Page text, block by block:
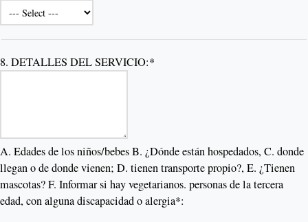
8. DETALLES DEL SERVICIO:*
A. Edades de los niños/bebes B. ¿Dónde están hospedados, C. donde
llegan o de donde vienen; D. tienen transporte propio?, E. ¿Tienen
mascotas? F. Informar si hay vegetarianos. personas de la tercera
edad, con alguna discapacidad o alergia*: